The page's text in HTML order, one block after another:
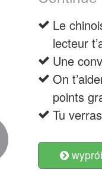
Le
lecteur
Une
On
points
Tu